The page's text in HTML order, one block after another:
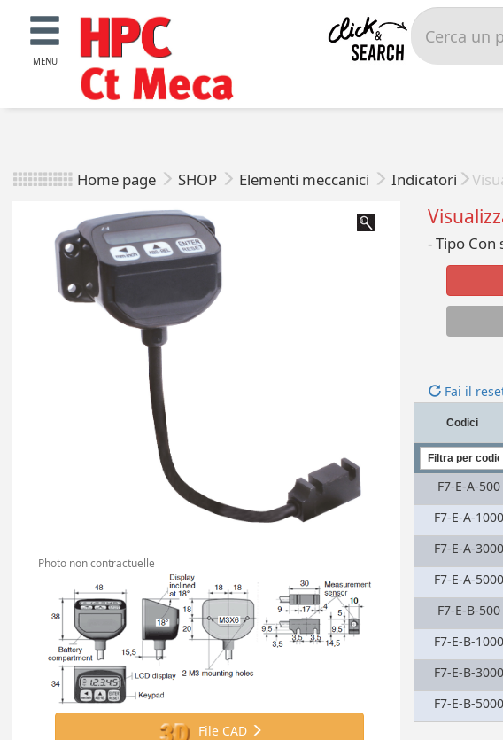
MENU
Home page SHOP Elementi meccanici Indicatori
Photo non contractuelle
File CAD
- Tipo
Fai il
Codici
F7-E-A-500
F7-E-A-1000
F7-E-A-3000
F7-E-A-5000
F7-E-B-500
F7-E-B-1000
F7-E-B-3000
F7-E-B-5000